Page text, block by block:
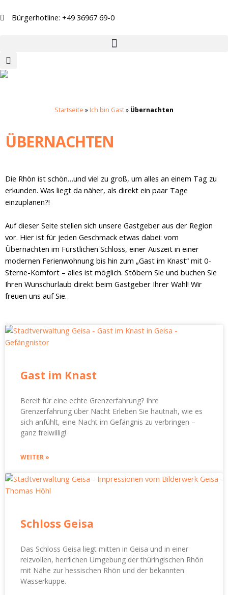
InhaltBürgerhotline: +49 36967 69-0
Startseite » Ich bin Gast» Übernachten
ÜBERNACHTEN
Die Rhön ist schön…und viel zu groß, um alles an einem Tag zu
erkunden. Was liegt da näher, als direkt ein paar Tage
einzuplanen?!
Auf dieser Seite stellen sich unsere Gastgeber aus der Region
vor. Hier ist für jeden Geschmack etwas dabei: vom
Übernachten im Fürstlichen Schloss, einer Auszeit in einer
modernen Ferienwohnung bis hin zum „Gast im Knast“ mit 0-
Sterne-Komfort – alles ist möglich. Stöbern Sie und buchen Sie
Ihren Wunschurlaub direkt beim Gastgeber Ihrer Wahl! Wir
freuen uns auf Sie.
Gast im Knast
Bereit für eine echte Grenzerfahrung? Ihre
Grenzerfahrung über Nacht Erleben Sie hautnah, wie es
sich anfühlt, eine Nacht im Gefängnis zu verbringen –
ganz freiwillig!
WEITER »
Schloss Geisa
Das Schloss Geisa liegt mitten in Geisa und in einer
reizvollen, herrlichen Umgebung der thüringischen Rhön
mit Nähe zur hessischen Rhön und der bekannten
Wasserkuppe.